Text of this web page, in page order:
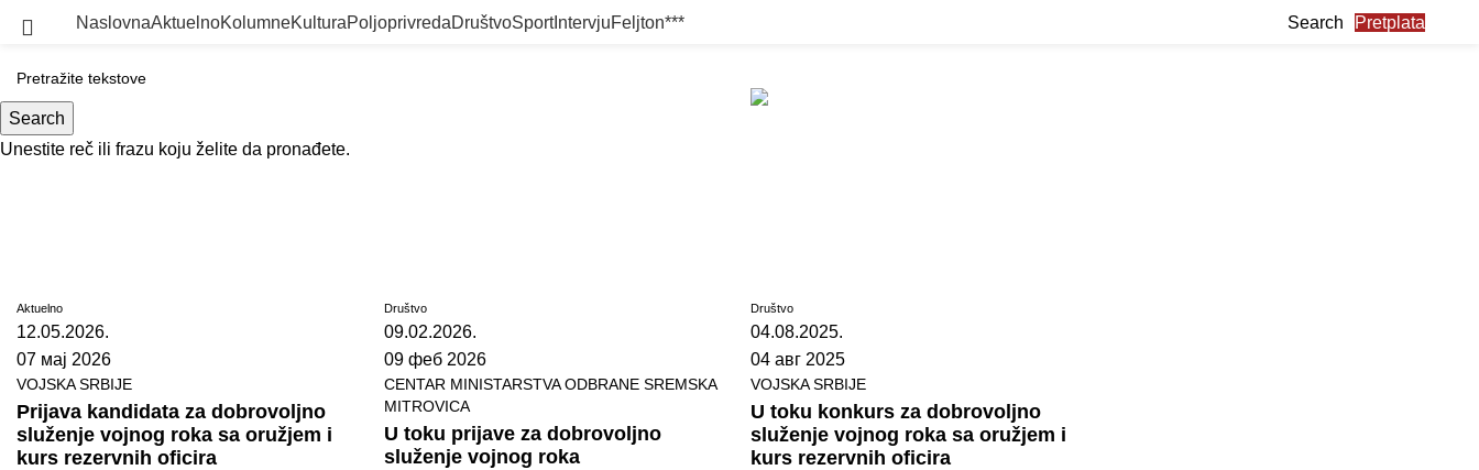
NaslovnaAktuelnoKolumneKulturaPoljoprivredaDruštvoSportIntervjuFeljton*** Search Pretplata
Aktuelno
12.05.2026.
07 мај 2026
VOJSKA SRBIJE
Prijava kandidata za dobrovoljno
služenje vojnog roka sa oružjem i
kurs rezervnih oficira
Društvo
09.02.2026.
09 феб 2026
CENTAR MINISTARSTVA ODBRANE SREMSKA
MITROVICA
U toku prijave za dobrovoljno
služenje vojnog roka
Društvo
04.08.2025.
04 авг 2025
VOJSKA SRBIJE
U toku konkurs za dobrovoljno
služenje vojnog roka sa oružjem i
kurs rezervnih oficira
Search
Unestite reč ili frazu koju želite da pronađete.